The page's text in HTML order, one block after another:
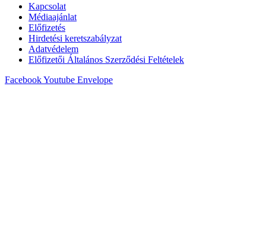
Kapcsolat
Médiaajánlat
Előfizetés
Hirdetési keretszabályzat
Adatvédelem
Előfizetői Általános Szerződési Feltételek
FacebookYoutube Envelope